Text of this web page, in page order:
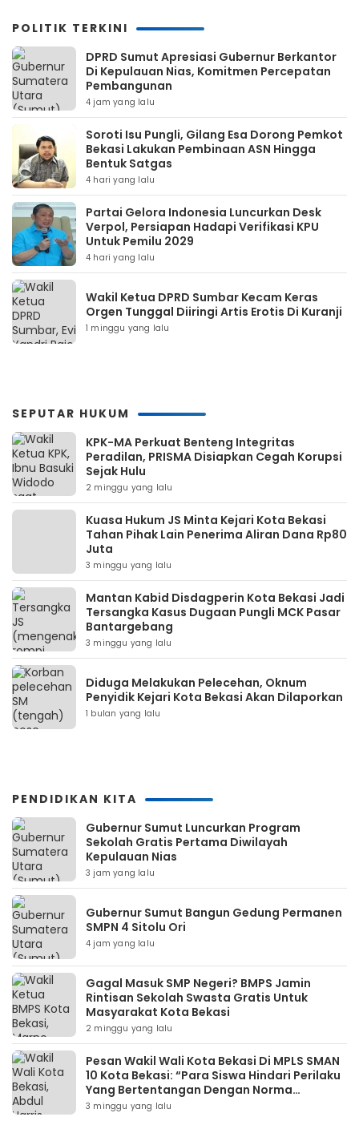
POLITIK TERKINI
DPRD Sumut Apresiasi Gubernur Berkantor
Di Kepulauan Nias, Komitmen Percepatan
Pembangunan
4 jam yang lalu
Soroti Isu Pungli, Gilang Esa Dorong Pemkot
Bekasi Lakukan Pembinaan ASN Hingga
Bentuk Satgas
4 hari yang lalu
Partai Gelora Indonesia Luncurkan Desk
Verpol, Persiapan Hadapi Verifikasi KPU
Untuk Pemilu 2029
4 hari yang lalu
Wakil Ketua DPRD Sumbar Kecam Keras
Orgen Tunggal Diiringi Artis Erotis Di Kuranji
1 minggu yang lalu
SEPUTAR HUKUM
KPK-MA Perkuat Benteng Integritas
Peradilan, PRISMA Disiapkan Cegah Korupsi
Sejak Hulu
2 minggu yang lalu
Kuasa Hukum JS Minta Kejari Kota Bekasi
Tahan Pihak Lain Penerima Aliran Dana Rp80
Juta
3 minggu yang lalu
Mantan Kabid Disdagperin Kota Bekasi Jadi
Tersangka Kasus Dugaan Pungli MCK Pasar
Bantargebang
3 minggu yang lalu
Diduga Melakukan Pelecehan, Oknum
Penyidik Kejari Kota Bekasi Akan Dilaporkan
1 bulan yang lalu
PENDIDIKAN KITA
Gubernur Sumut Luncurkan Program
Sekolah Gratis Pertama Diwilayah
Kepulauan Nias
3 jam yang lalu
Gubernur Sumut Bangun Gedung Permanen
SMPN 4 Sitolu Ori
4 jam yang lalu
Gagal Masuk SMP Negeri? BMPS Jamin
Rintisan Sekolah Swasta Gratis Untuk
Masyarakat Kota Bekasi
2 minggu yang lalu
Pesan Wakil Wali Kota Bekasi Di MPLS SMAN
10 Kota Bekasi: “Para Siswa Hindari Perilaku
Yang Bertentangan Dengan Norma
Masyarakat Maupun Agama”
3 minggu yang lalu